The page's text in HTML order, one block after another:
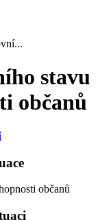
stavu
občanů
občanů